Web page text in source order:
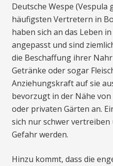
Deutsche Wespe (Vespula
häufigsten Vertretern in
haben sich an das Leben
angepasst und sind
die Beschaffung ihrer
Getränke oder sogar
Anziehungskraft auf sie
bevorzugt in der Nähe
oder privaten Gärten an.
sich nur schwer
Gefahr werden.
Hinzu kommt, dass die